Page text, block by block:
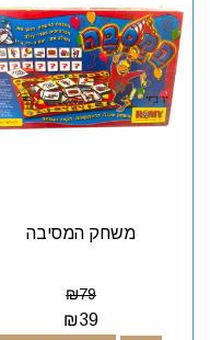
משחק המסיבה
₪79
₪39